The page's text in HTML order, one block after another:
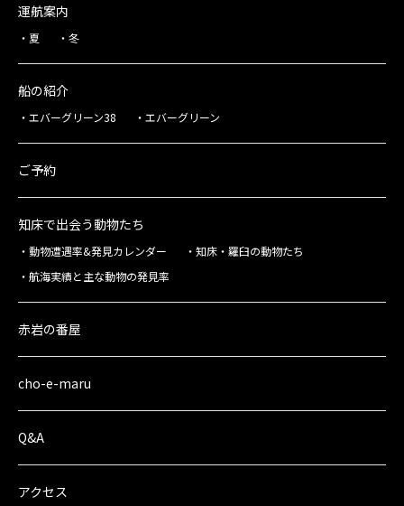
運航案内
夏 冬
船の紹介
エバーグリーン38 エバーグリーン
ご予約
知床で出会う動物たち
動物遭遇率&発見カレンダー
知床・羅臼の動物たち
航海実績と主な動物の発見率
赤岩の番屋
cho-e-maru
Q&A
アクセス